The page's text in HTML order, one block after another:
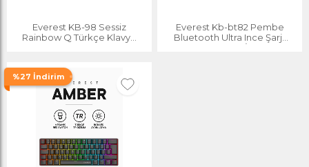
Everest KB-98 Sessiz
Rainbow Q Türkçe Klavye
Everest Kb-bt82 Pembe
Bluetooth Ultra Ince Şarjlı
Mac Win Android İos Uyumlu
%27 İndirim